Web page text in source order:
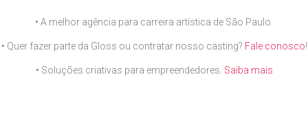
• A melhor agência para carreira artística de São Paulo.
• Quer fazer parte da Gloss ou contratar nosso casting? Fale conosco!
• Soluções criativas para empreendedores. Saiba mais